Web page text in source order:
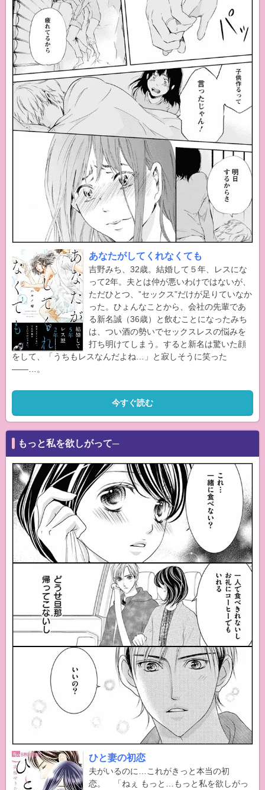
あなたがしてくれなくても
吉野みち、32歳。結婚して５年、レスにな
って2年。夫とは仲が悪いわけではないが、
ただひとつ、”セックス”だけが足りていなか
った。ひょんなことから、会社の先輩であ
る新名誠（36歳）と飲むことになったみち
は、つい酒の勢いでセックスレスの悩みを
打ち明けてしまう。すると新名は驚いた顔
をして、「うちもレスなんだよね…」と寂しそうに笑った
――…。
今すぐ読む
もっと私を欲しがって─
ひと妻の初恋
夫がいるのに…これがきっと本当の初
恋。 「ねぇ もっと…もっと私を欲しがっ